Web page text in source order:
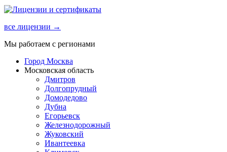
все лицензии →
Мы работаем с регионами
Город Москва
Московская область
Дмитров
Долгопрудный
Домодедово
Дубна
Егорьевск
Железнодорожный
Жуковский
Ивантеевка